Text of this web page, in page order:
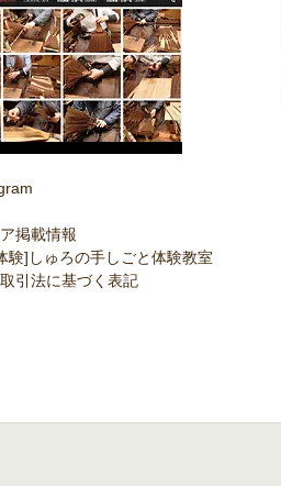
掲載情報
験]しゅろの手しごと体験教室
引法に基づく表記